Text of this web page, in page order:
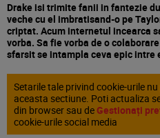
Drake isi trimite fanii in fantezie
veche cu el imbratisand-o pe
criptat. Acum internetul incearca
vorba. Sa fie vorba de o
sfarsit se intampla ceva epic intre
Setarile tale privind cookie-urile
aceasta sectiune. Poti actualiza
din browser sau de Gestionați
cookie-urile social media